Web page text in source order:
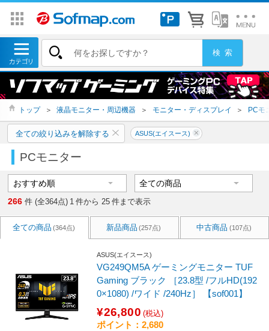
トップ ＞ 液晶モニター・周辺機器 ＞ モニター・ディスプレイ ＞ PCモ
全ての絞り込みを解除する ASUS(エイスース)
PCモニター
266 件 (全364点) 1 件から 25 件まで表示
全ての商品 (364点) 新品商品 (257点) 中古商品 (107点)
ASUS(エイスース)
VG249QM5A ゲーミングモニター TUF
Gaming ブラック ［23.8型 /フルHD(192
0×1080) /ワイド /240Hz］ 【sof001】
¥26,800 (税込)
ポイント：2,680